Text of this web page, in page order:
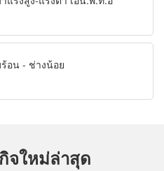
อน - ช่างน้อย
จใหม่ล่าสุด